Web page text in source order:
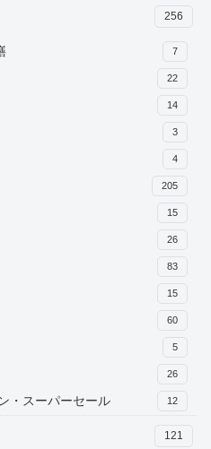
256
7
22
14
3
4
205
15
26
83
15
60
5
26
・スーパーセール 12
121